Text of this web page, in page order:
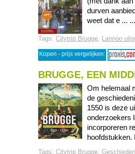
durven
weet dat e ...
Tags: Citytrip Brugge, Lannoo
Kopen - prijs vergelijken:
BRUGGE, EEN
Om helemaal
de
1550 is deze
onderzoekers
incorporeren
Tags: Citytrip Brugge,